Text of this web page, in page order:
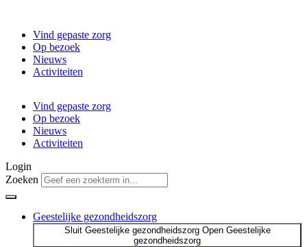
inhoud
Vind gepaste zorg
Op bezoek
Nieuws
Activiteiten
Vind gepaste zorg
Op bezoek
Nieuws
Activiteiten
Login
Zoeken
Geestelijke gezondheidszorg
Sluit Geestelijke gezondheidszorg Open Geestelijke
gezondheidszorg